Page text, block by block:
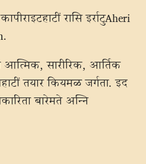
रासि इर्राटुAheri
आत्मिक, सारीरिक, आर्तिक
तयार कियमळ जर्गता. इद
बारेमते अन्‍नि